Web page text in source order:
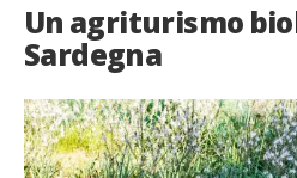
Un agriturismo
Sardegna